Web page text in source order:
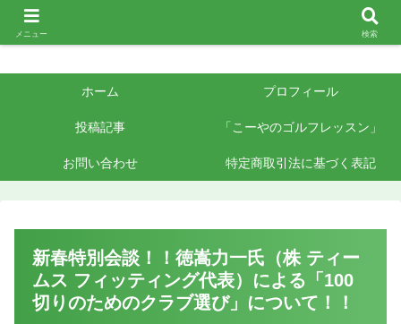
ホーム プロフィール
投稿記事 「こーやのゴルフレッスン」
お問い合わせ 特定商取引法に基づく表記
新春特別会談！！徳嵩力一氏（株 ティー
ムス フィッティング代表）による「100
切りのためのクラブ選び」について！！
メニュー 検索